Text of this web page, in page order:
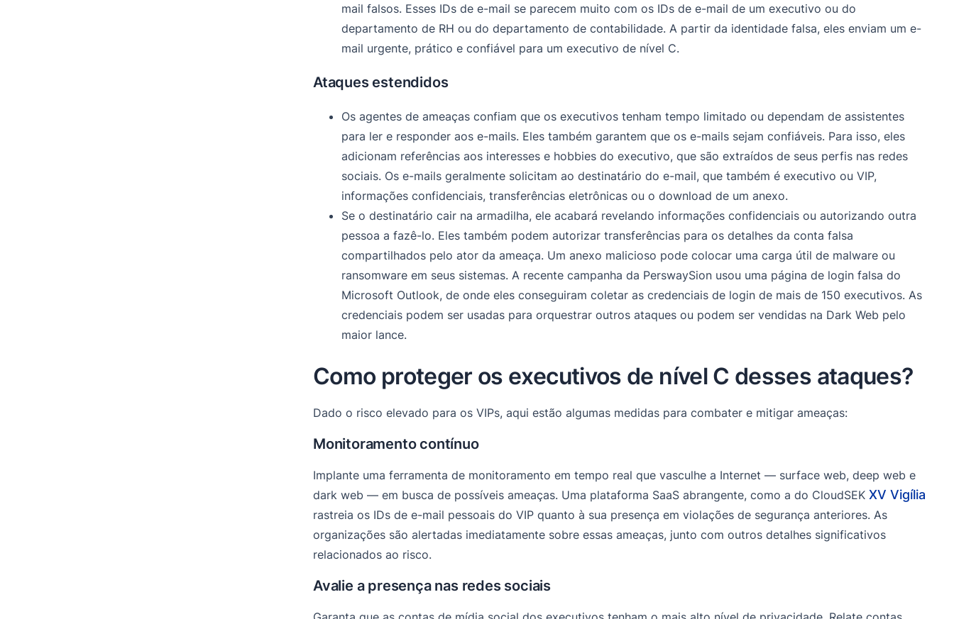
mail falsos. Esses IDs de e-mail se parecem muito com os IDs de e-mail de um executivo ou do
departamento de RH ou do departamento de contabilidade. A partir da identidade falsa, eles enviam um e-
mail urgente, prático e confiável para um executivo de nível C.
Ataques estendidos
Os agentes de ameaças confiam que os executivos tenham tempo limitado ou dependam de assistentes
para ler e responder aos e-mails. Eles também garantem que os e-mails sejam confiáveis. Para isso, eles
adicionam referências aos interesses e hobbies do executivo, que são extraídos de seus perfis nas redes
sociais. Os e-mails geralmente solicitam ao destinatário do e-mail, que também é executivo ou VIP,
informações confidenciais, transferências eletrônicas ou o download de um anexo.
Se o destinatário cair na armadilha, ele acabará revelando informações confidenciais ou autorizando outra
pessoa a fazê-lo. Eles também podem autorizar transferências para os detalhes da conta falsa
compartilhados pelo ator da ameaça. Um anexo malicioso pode colocar uma carga útil de malware ou
ransomware em seus sistemas. A recente campanha da PerswaySion usou uma página de login falsa do
Microsoft Outlook, de onde eles conseguiram coletar as credenciais de login de mais de 150 executivos. As
credenciais podem ser usadas para orquestrar outros ataques ou podem ser vendidas na Dark Web pelo
maior lance.
Como proteger os executivos de nível C desses ataques?
Dado o risco elevado para os VIPs, aqui estão algumas medidas para combater e mitigar ameaças:
Monitoramento contínuo
Implante uma ferramenta de monitoramento em tempo real que vasculhe a Internet — surface web, deep web e
dark web — em busca de possíveis ameaças. Uma plataforma SaaS abrangente, como a do CloudSEK XV Vigília
rastreia os IDs de e-mail pessoais do VIP quanto à sua presença em violações de segurança anteriores. As
organizações são alertadas imediatamente sobre essas ameaças, junto com outros detalhes significativos
relacionados ao risco.
Avalie a presença nas redes sociais